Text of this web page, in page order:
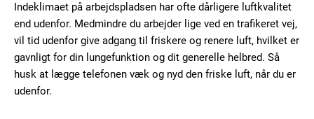
Gratis / forever
Etiam est nibh, lobortis sit
Praesent euismod ac
Indeklimaet på arbejdspladsen har ofte dårligere luftkvalitet
end udenfor. Medmindre du arbejder lige ved en trafikeret vej,
vil tid udenfor give adgang til friskere og renere luft, hvilket er
gavnligt for din lungefunktion og dit generelle helbred. Så
husk at lægge telefonen væk og nyd den friske luft, når du er
udenfor.